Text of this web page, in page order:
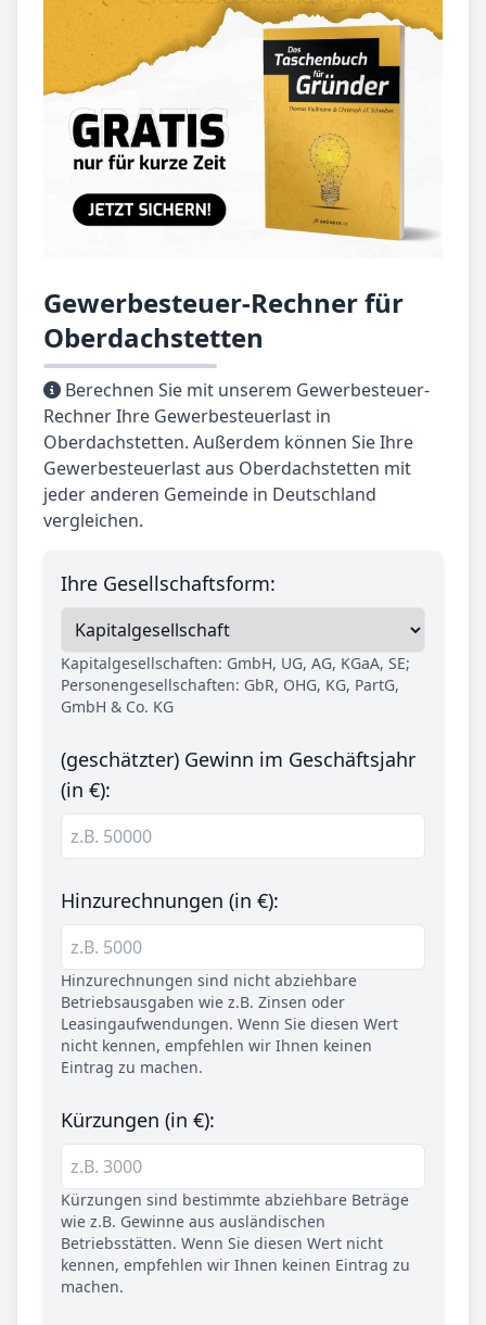
Gewerbesteuer-Rechner für
Oberdachstetten
Berechnen Sie mit unserem Gewerbesteuer-
Rechner Ihre Gewerbesteuerlast in
Oberdachstetten. Außerdem können Sie Ihre
Gewerbesteuerlast aus Oberdachstetten mit
jeder anderen Gemeinde in Deutschland
vergleichen.
Ihre Gesellschaftsform:
Kapitalgesellschaften: GmbH, UG, AG, KGaA, SE;
Personengesellschaften: GbR, OHG, KG, PartG,
GmbH & Co. KG
(geschätzter) Gewinn im Geschäftsjahr
(in €):
Hinzurechnungen (in €):
Hinzurechnungen sind nicht abziehbare
Betriebsausgaben wie z.B. Zinsen oder
Leasingaufwendungen. Wenn Sie diesen Wert
nicht kennen, empfehlen wir Ihnen keinen
Eintrag zu machen.
Kürzungen (in €):
Kürzungen sind bestimmte abziehbare Beträge
wie z.B. Gewinne aus ausländischen
Betriebsstätten. Wenn Sie diesen Wert nicht
kennen, empfehlen wir Ihnen keinen Eintrag zu
machen.